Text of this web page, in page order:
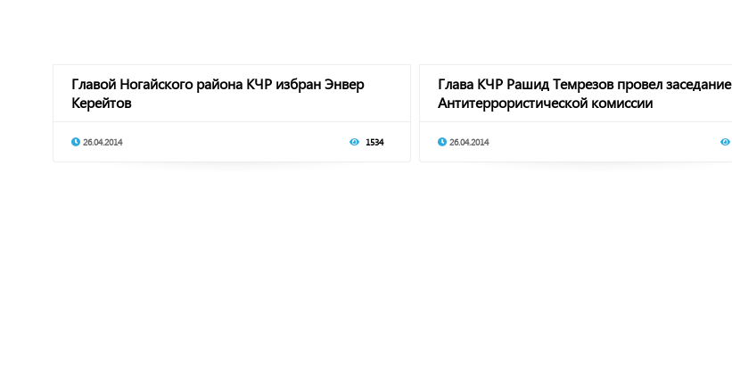
Главой Ногайского района КЧР избран Энвер
Керейтов
26.04.2014 1534
Глава КЧР Рашид Темрезов провел заседание
Антитеррористической комиссии
26.04.2014